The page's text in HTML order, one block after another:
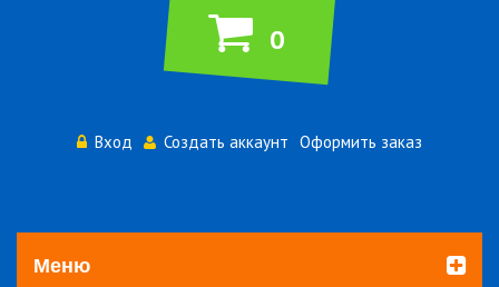
0
Вход Создать аккаунт Оформить заказ
Меню